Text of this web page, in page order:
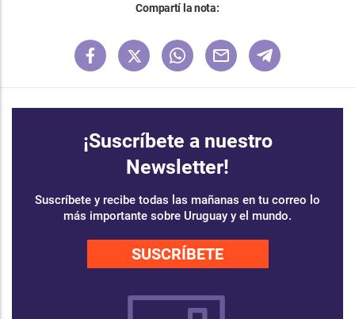
Compartí la nota:
¡Suscríbete a nuestro
Newsletter!
Suscríbete y recibe todas las mañanas en tu correo lo
más importante sobre Uruguay y el mundo.
SUSCRÍBETE